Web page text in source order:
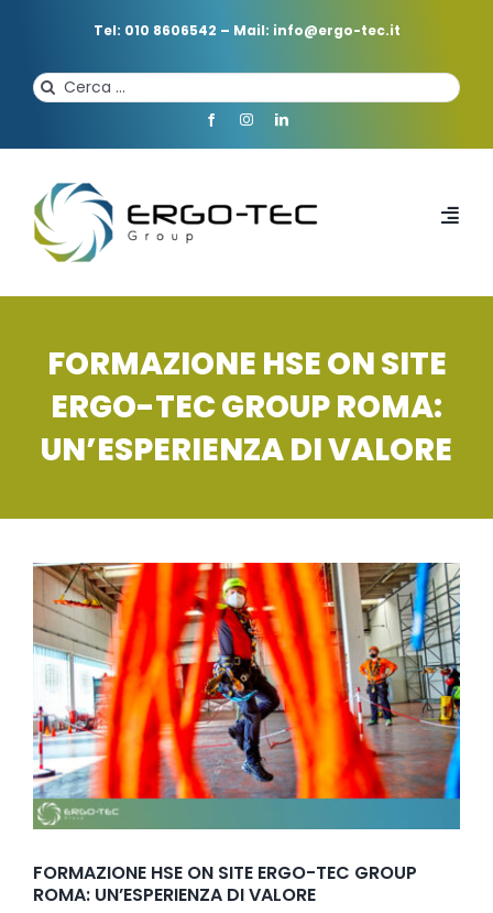
Tel: 010 8606542 – Mail: info@ergo-tec.it
Cerca
per:
HOME
CHI SIAMO
PROFESSIONISTI
SERVIZI
FORMAZIONE
NEWS
EVENTI NOVITÀ
FORMAZIONE HSE ON SITE
ERGO-TEC GROUP ROMA:
UN’ESPERIENZA DI VALORE
Ingrandisci
immagine
FORMAZIONE HSE ON SITE ERGO-TEC GROUP
ROMA: UN’ESPERIENZA DI VALORE